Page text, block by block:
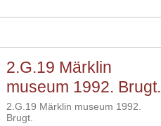
2.G.19 Märklin
museum 1992. Brugt.
2.G.19 Märklin museum 1992.
Brugt.